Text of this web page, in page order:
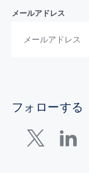
メールアドレス
フォローする